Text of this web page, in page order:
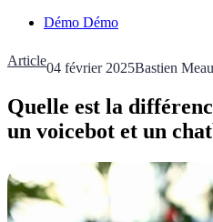
Démo Démo
Article04 février 2025Bastien
Quelle est la
un voicebot et un